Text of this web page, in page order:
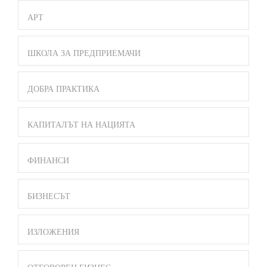
АРТ
ШКОЛА ЗА ПРЕДПРИЕМАЧИ
ДОБРА ПРАКТИКА
КАПИТАЛЪТ НА НАЦИЯТА
ФИНАНСИ
БИЗНЕСЪТ
ИЗЛОЖЕНИЯ